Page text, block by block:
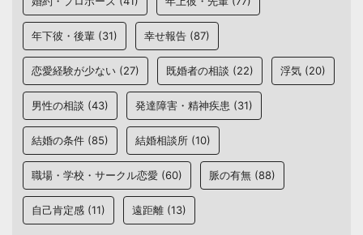
年下彼・後輩 (31) 幸せ報告 (87)
恋愛経験が少ない (27) 既婚者の相談 (22) 浮気 (20)
男性の相談 (43) 発達障害・精神疾患 (31)
結婚の条件 (85) 結婚相談所 (10)
職場・学校・サークル恋愛 (60) 脈の有無 (88)
自己肯定感 (11) 遠距離 (13)